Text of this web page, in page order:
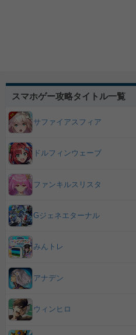
スマホゲー攻略タイトル一覧
サファイアスフィア
ドルフィンウェーブ
ファンキルスリスタ
Gジェネエターナル
みんトレ
アナデン
ウィンヒロ